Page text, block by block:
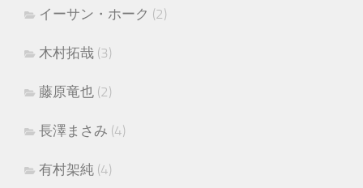
イーサン・ホーク (2)
木村拓哉 (3)
藤原竜也 (2)
長澤まさみ (4)
有村架純 (4)